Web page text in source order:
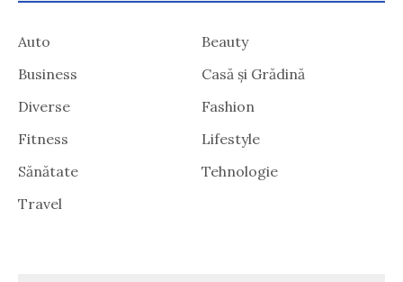
Auto
Beauty
Business
Casă și Grădină
Diverse
Fashion
Fitness
Lifestyle
Sănătate
Tehnologie
Travel